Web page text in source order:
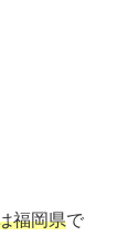
福岡県で